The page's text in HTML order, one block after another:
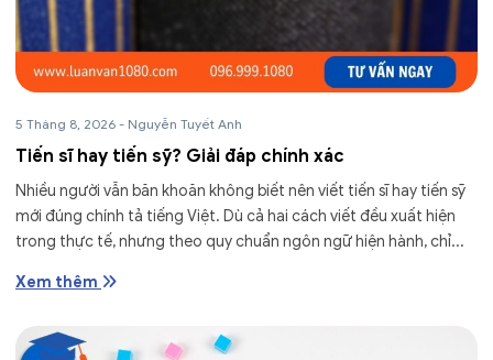
5 Tháng 8, 2026 - Nguyễn Tuyết Anh
Tiến sĩ hay tiến sỹ? Giải đáp chính xác
Nhiều người vẫn băn khoăn không biết nên viết tiến sĩ hay tiến sỹ
mới đúng chính tả tiếng Việt. Dù cả hai cách viết đều xuất hiện
trong thực tế, nhưng theo quy chuẩn ngôn ngữ hiện hành, chỉ...
Xem thêm